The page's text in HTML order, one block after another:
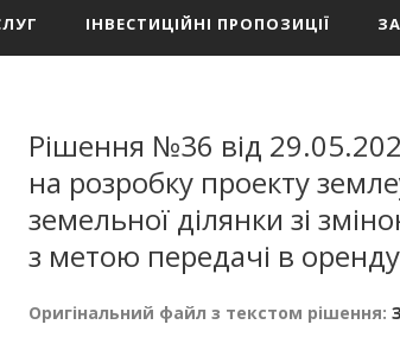
ІНВЕСТИЦІЙНІ ПРОПОЗИЦІЇ
Рішення №36 від
на розробку проекту
земельної ділянки зі
з метою передачі в
Оригінальний файл з текстом рішення: